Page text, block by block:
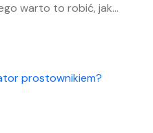
warto to robić, jak
w